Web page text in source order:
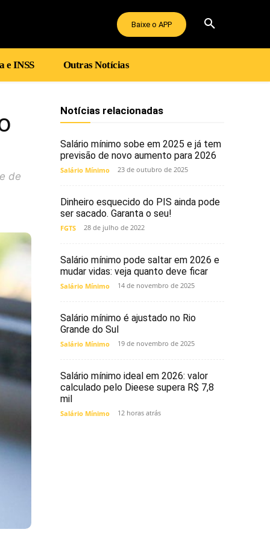
Baixe o APP
e INSS Outras Notícias
de
Notícias relacionadas
Salário mínimo sobe em 2025 e já tem
previsão de novo aumento para 2026
Salário Mínimo 23 de outubro de 2025
Dinheiro esquecido do PIS ainda pode
ser sacado. Garanta o seu!
FGTS 28 de julho de 2022
Salário mínimo pode saltar em 2026 e
mudar vidas: veja quanto deve ficar
Salário Mínimo 14 de novembro de 2025
Salário mínimo é ajustado no Rio
Grande do Sul
Salário Mínimo 19 de novembro de 2025
Salário mínimo ideal em 2026: valor
calculado pelo Dieese supera R$ 7,8
mil
Salário Mínimo 12 horas atrás